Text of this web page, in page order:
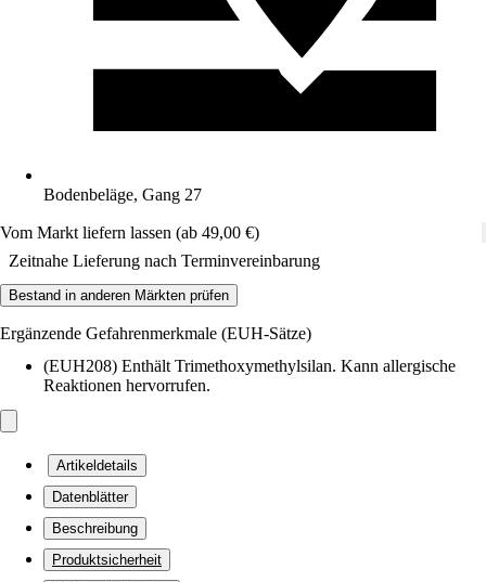
Bodenbeläge, Gang 27
Vom Markt liefern lassen (ab 49,00 €)
Zeitnahe Lieferung nach Terminvereinbarung
Bestand in anderen Märkten prüfen
Ergänzende Gefahrenmerkmale (EUH-Sätze)
(EUH208) Enthält Trimethoxymethylsilan. Kann allergische
Reaktionen hervorrufen.
Artikeldetails
Datenblätter
Beschreibung
Produktsicherheit